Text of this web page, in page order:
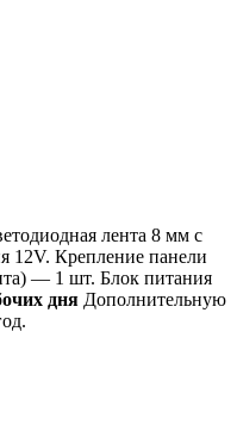
лента 8 мм с
12V. Крепление панели
— 1 шт. Блок питания
дня Дополнительную